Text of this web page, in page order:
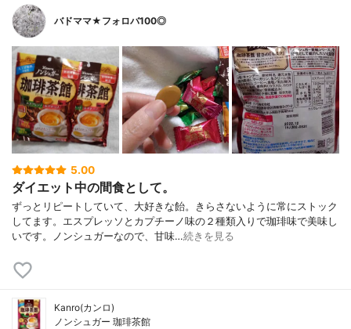
バドママ★フォロバ100◎
5.00
ダイエット中の間食として。
ずっとリピートしていて、大好きな飴。きらさないように常にストック
してます。エスプレッソとカプチーノ味の２種類入りで珈琲味で美味し
いです。ノンシュガーなので、甘味…続きを見る
Kanro(カンロ)
ノンシュガー 珈琲茶館